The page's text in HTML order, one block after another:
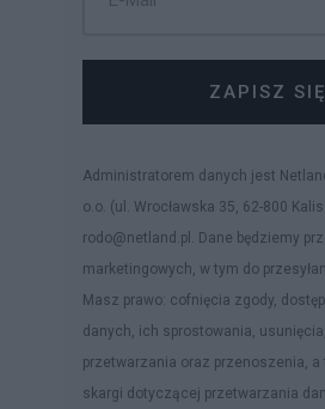
ZAPISZ SIĘ
Administratorem danych jest
o.o. (ul. Wrocławska 35, 62-800
rodo@netland.pl. Dane będziemy
marketingowych, w tym do
Masz prawo: cofnięcia zgody,
danych, ich sprostowania,
przetwarzania oraz przenoszenia, a
skargi dotyczącej przetwarzania